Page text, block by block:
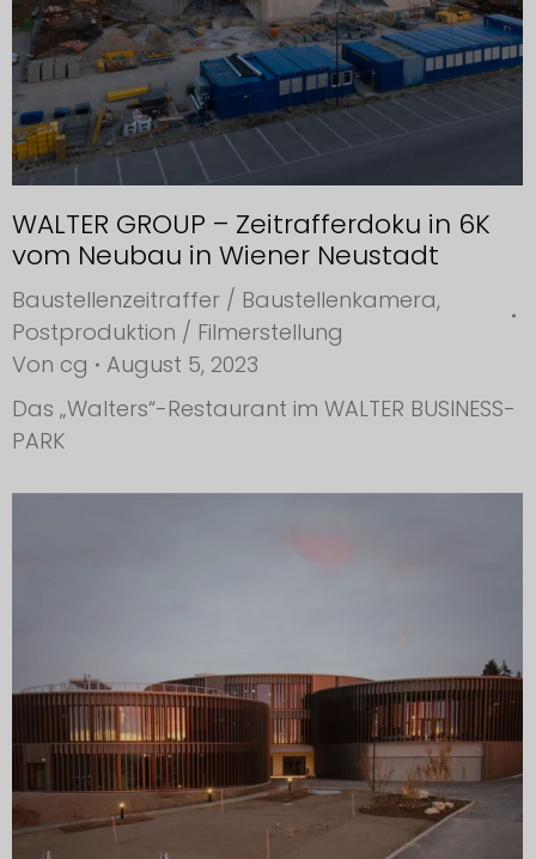
WALTER GROUP – Zeitrafferdoku in 6K
vom Neubau in Wiener Neustadt
Baustellenzeitraffer / Baustellenkamera,
Postproduktion / Filmerstellung
Von cg
August 5, 2023
Das „Walters“-Restaurant im WALTER BUSINESS-
PARK